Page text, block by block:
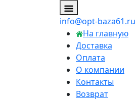
info@opt-baza61.ru
На главную
Доставка
Оплата
О компании
Контакты
Возврат